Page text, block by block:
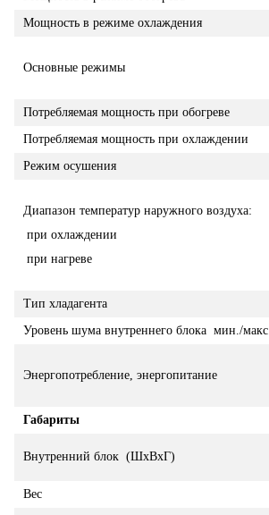
Мощность в режиме охлаждения
Основные режимы
Потребляемая мощность при обогреве
Потребляемая мощность при охлаждении
Режим осушения
Диапазон температур наружного воздуха:
при охлаждении
при нагреве
Тип хладагента
Уровень шума внутреннего блока мин./макс.
Энергопотребление, энергопитание
Габариты
Внутренний блок (ШxВxГ)
Вес